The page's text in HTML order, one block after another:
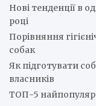
Нові тенденції в
році
Порівняння
собак
Як підготувати
власників
ТОП-5